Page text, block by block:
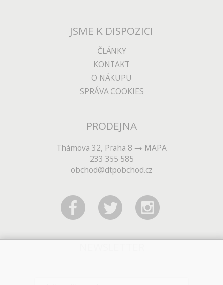
JSME K DISPOZICI
ČLÁNKY
KONTAKT
O NÁKUPU
SPRÁVA COOKIES
PRODEJNA
Thámova 32, Praha 8
MAPA
233 355 585
obchod@dtpobchod.cz